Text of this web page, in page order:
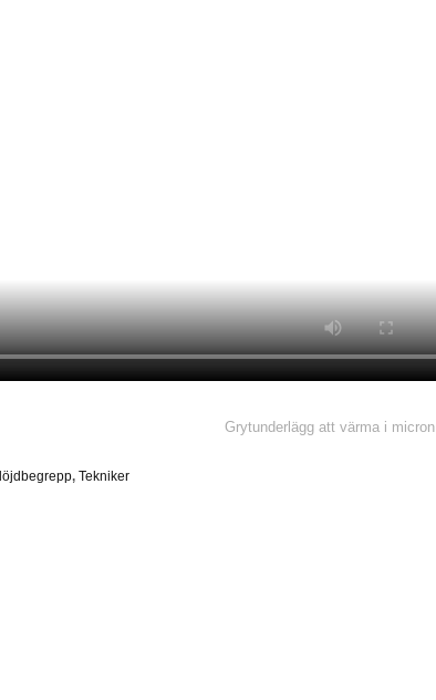
Grytunderlägg att värma i micron
, Tekniker